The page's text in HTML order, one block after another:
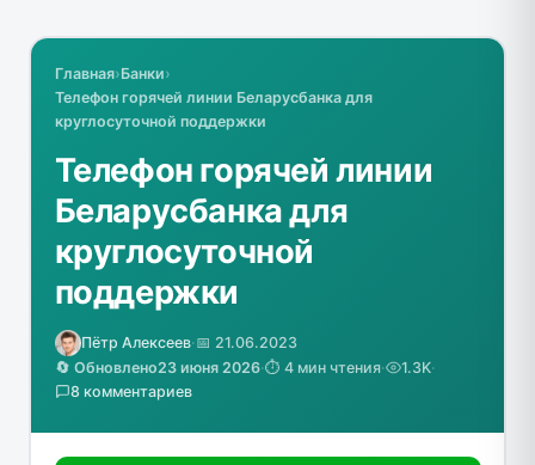
Главная›Банки›
Телефон горячей линии Беларусбанка для
круглосуточной поддержки
Телефон горячей линии
Беларусбанка для
круглосуточной
поддержки
Пётр Алексеев·📅 21.06.2023
🔄 Обновлено23 июня 2026·⏱️ 4 мин чтения· 1.3K·
8 комментариев